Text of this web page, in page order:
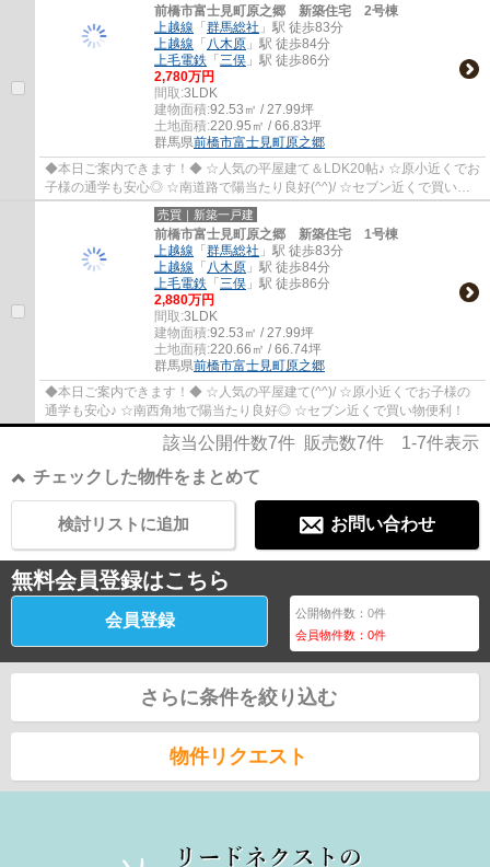
前橋市富士見町原之郷 新築住宅 2号棟
上越線 「 群馬総社 」駅 徒歩83分
上越線 「 八木原 」駅 徒歩84分
上毛電鉄 「 三俣 」駅 徒歩86分
2,780万円
間取:3LDK
建物面積:92.53㎡ / 27.99坪
土地面積:220.95㎡ / 66.83坪
群馬県前橋市富士見町原之郷
◆本日ご案内できます！◆ ☆人気の平屋建て＆LDK20帖♪ ☆原小近くでお
子様の通学も安心◎ ☆南道路で陽当たり良好(^^)/ ☆セブン近くで買い物
便利！
売買｜新築一戸建
前橋市富士見町原之郷 新築住宅 1号棟
上越線 「 群馬総社 」駅 徒歩83分
上越線 「 八木原 」駅 徒歩84分
上毛電鉄 「 三俣 」駅 徒歩86分
2,880万円
間取:3LDK
建物面積:92.53㎡ / 27.99坪
土地面積:220.66㎡ / 66.74坪
群馬県前橋市富士見町原之郷
◆本日ご案内できます！◆ ☆人気の平屋建て(^^)/ ☆原小近くでお子様の
通学も安心♪ ☆南西角地で陽当たり良好◎ ☆セブン近くで買い物便利！
該当公開件数7件 販売数7件 1-7件表示
チェックした物件をまとめて
お問い合わせ
検討リストに追加
無料会員登録はこちら
会員登録 公開物件数：0件
会員物件数：0件
さらに条件を絞り込む
物件リクエスト